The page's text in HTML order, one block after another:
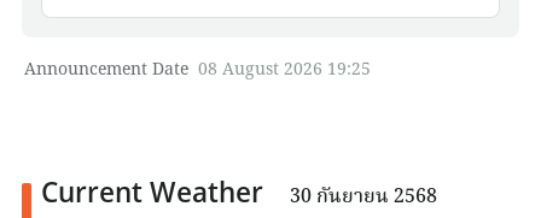
Announcement Date 08 August 2026 19:25
Current Weather
30 กันยายน 2568